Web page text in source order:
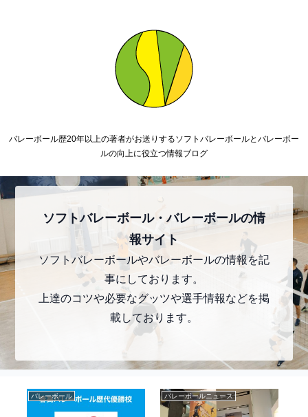
バレーボール歴20年以上の著者がお送りするソフトバレーボールとバレーボー
ルの向上に役立つ情報ブログ
ソフトバレーボール・バレーボールの情
報サイト
ソフトバレーボールやバレーボールの情報を記
事にしております。
上達のコツや必要なグッツや選手情報などを掲
載しております。
バレーボール バレーボールニュース